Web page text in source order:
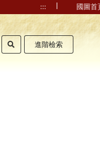
::: | 國圖首
進階檢索